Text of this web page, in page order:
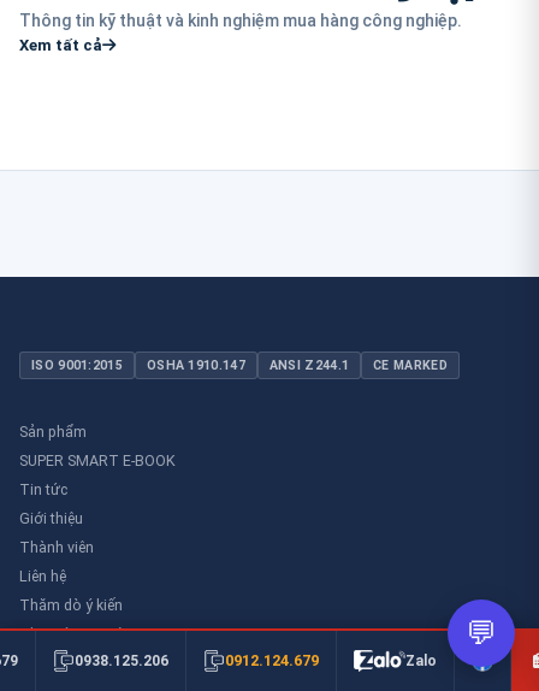
Thông tin kỹ thuật và kinh nghiệm mua hàng công nghiệp.
Xem tất cả
ISO 9001:2015 OSHA 1910.147 ANSI Z244.1 CE MARKED
Sản phẩm
SUPER SMART E-BOOK
Tin tức
Giới thiệu
Thành viên
Liên hệ
Thăm dò ý kiến
Thư viên an toàn
0938.125.206 0912.124.679 Zalo
💬